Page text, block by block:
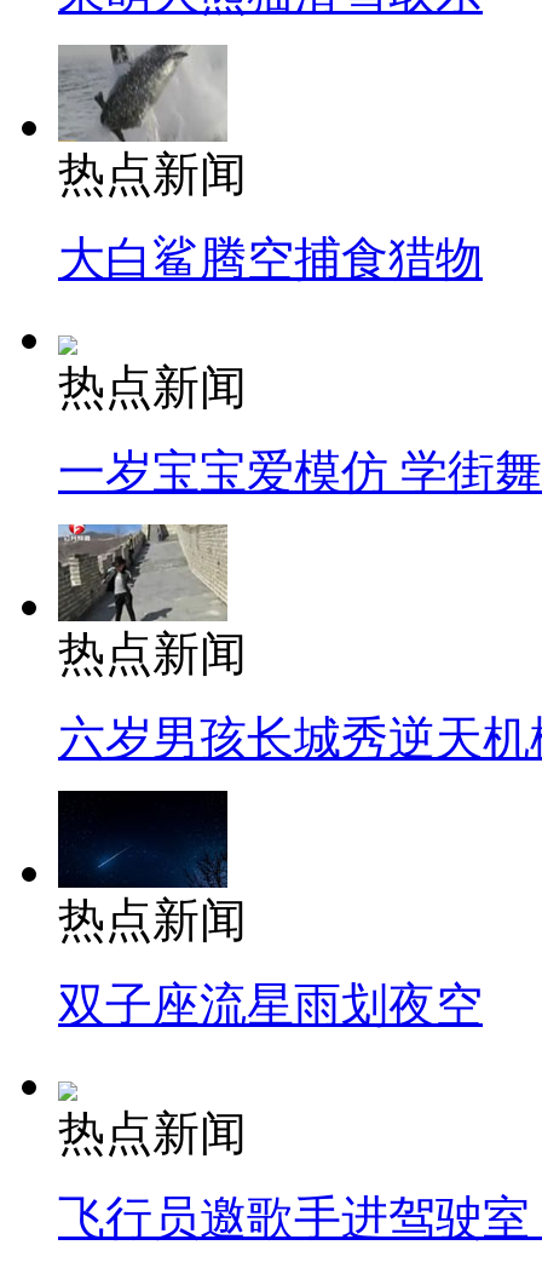
热点新闻
大白鲨腾空捕食猎物
热点新闻
一岁宝宝爱模仿 学街
热点新闻
六岁男孩长城秀逆天机
热点新闻
双子座流星雨划夜空
热点新闻
飞行员邀歌手进驾驶